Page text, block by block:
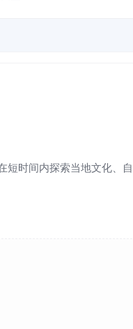
短时间内探索当地文化、